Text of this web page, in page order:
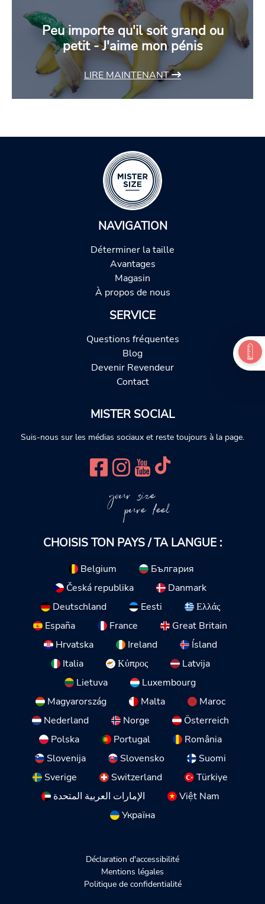
Peu importe qu'il soit grand ou
petit - J'aime mon pénis
LIRE MAINTENANT
NAVIGATION
Déterminer la taille
Avantages
Magasin
À propos de nous
SERVICE
Questions fréquentes
Blog
Devenir Revendeur
Contact
MISTER SOCIAL
Suis-nous sur les médias sociaux et reste toujours à la page.
your size
pure feel
CHOISIS TON PAYS / TA LANGUE :
Belgium
България
Česká republika
Danmark
Deutschland
Eesti
Ελλάς
España
France
Great Britain
Hrvatska
Ireland
Ísland
Italia
Κύπρος
Latvija
Lietuva
Luxembourg
Magyarország
Malta
Maroc
Nederland
Norge
Österreich
Polska
Portugal
România
Slovenija
Slovensko
Suomi
Sverige
Switzerland
Türkiye
الإمارات العربية المتحدة
Việt Nam
Україна
Déclaration d'accessibilité
Mentions légales
Politique de confidentialité